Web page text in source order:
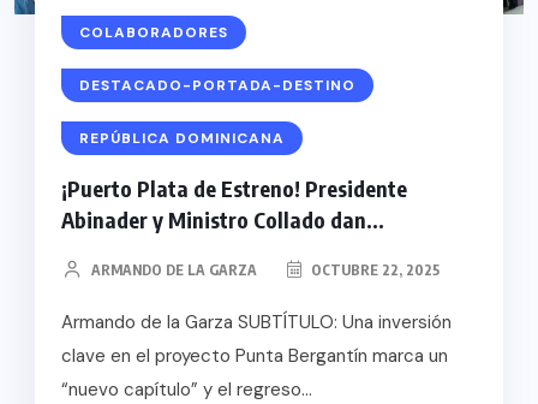
COLABORADORES
DESTACADO-PORTADA-DESTINO
REPÚBLICA DOMINICANA
¡Puerto Plata de Estreno! Presidente
Abinader y Ministro Collado dan...
ARMANDO DE LA GARZA OCTUBRE 22, 2025
Armando de la Garza SUBTÍTULO: Una inversión
clave en el proyecto Punta Bergantín marca un
“nuevo capítulo” y el regreso...